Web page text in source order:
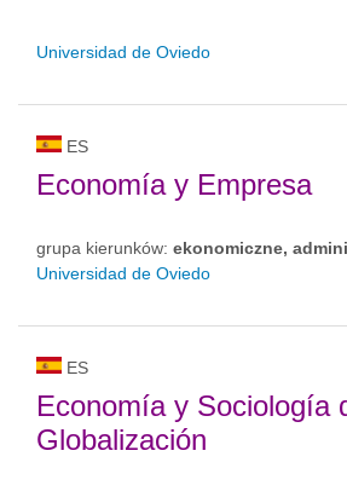
Universidad de Oviedo
ES
Economía y Empresa
grupa kierunków: ekonomiczne,
Universidad de Oviedo
ES
Economía y Sociología
Globalización